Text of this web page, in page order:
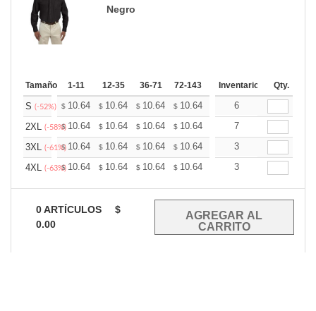
Negro
Tamaño 1-11 12-35 36-71 72-143 144-287 288 +
Inventario Qty.
S (-52%) $ 10.64 $ 10.64 $ 10.64 $ 10.64 10.64
6
2XL (-58%)
$ 10.64 $ 10.64 $ 10.64 $ 10.64 10.64
7
3XL (-61%)
$ 10.64 $ 10.64 $ 10.64 $ 10.64 10.64
3
4XL (-63%)
$ 10.64 $ 10.64 $ 10.64 $ 10.64 10.64
3
0ARTÍCULOS
$
0.00